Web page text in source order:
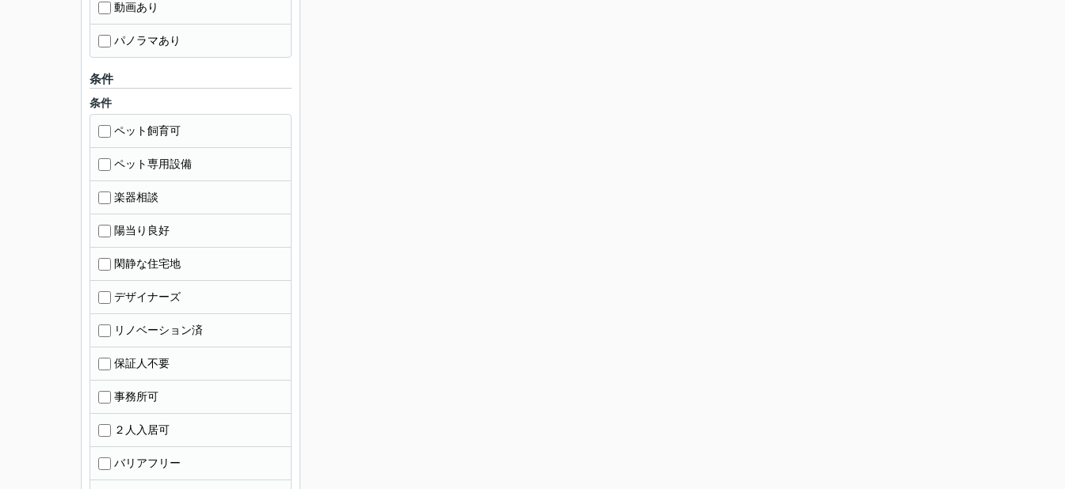
動画あり
パノラマあり
条件
条件
ペット飼育可
ペット専用設備
楽器相談
陽当り良好
閑静な住宅地
デザイナーズ
リノベーション済
保証人不要
事務所可
２人入居可
バリアフリー